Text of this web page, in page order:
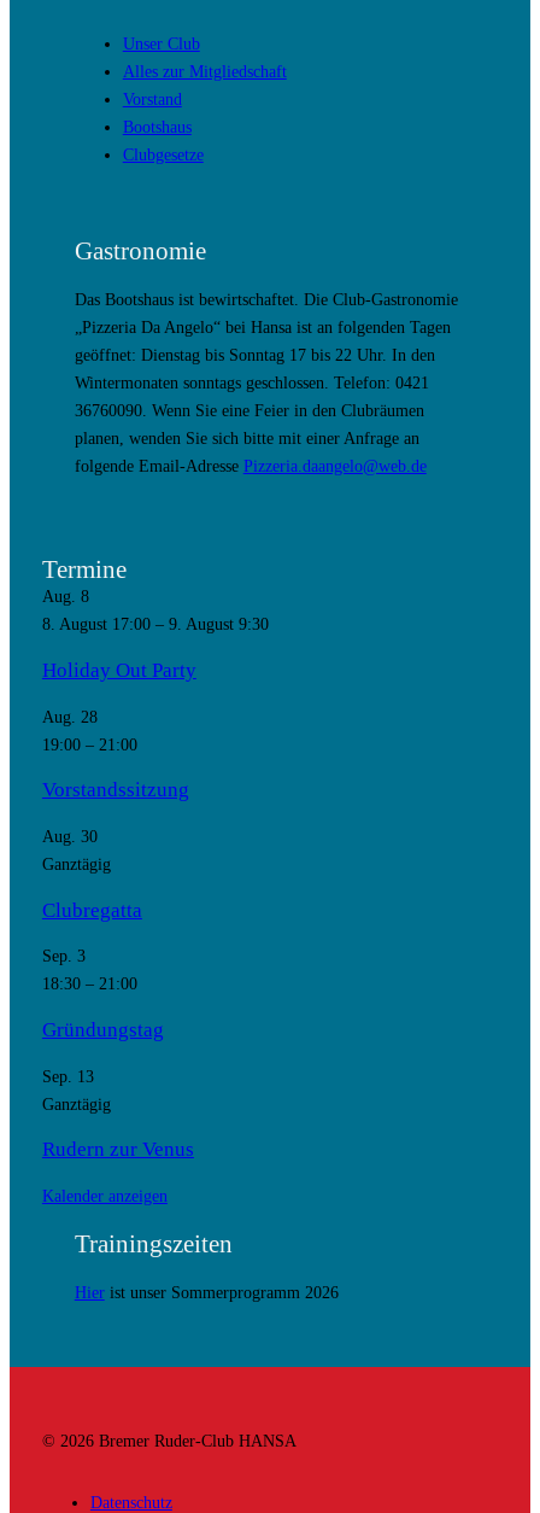
Unser Club
Alles zur Mitgliedschaft
Vorstand
Bootshaus
Clubgesetze
Gastronomie
Das Bootshaus ist bewirtschaftet. Die Club-Gastronomie
„Pizzeria Da Angelo“ bei Hansa ist an folgenden Tagen
geöffnet: Dienstag bis Sonntag 17 bis 22 Uhr. In den
Wintermonaten sonntags geschlossen. Telefon: 0421
36760090. Wenn Sie eine Feier in den Clubräumen
planen, wenden Sie sich bitte mit einer Anfrage an
folgende Email-Adresse Pizzeria.daangelo@web.de
Termine
Aug. 8
8. August 17:00– 9. August 9:30
Holiday Out Party
Aug. 28
19:00– 21:00
Vorstandssitzung
Aug. 30
Ganztägig
Clubregatta
Sep. 3
18:30– 21:00
Gründungstag
Sep. 13
Ganztägig
Rudern zur Venus
Kalender anzeigen
Trainingszeiten
Hierist unser Sommerprogramm 2026
© 2026 Bremer Ruder-Club HANSA
Datenschutz